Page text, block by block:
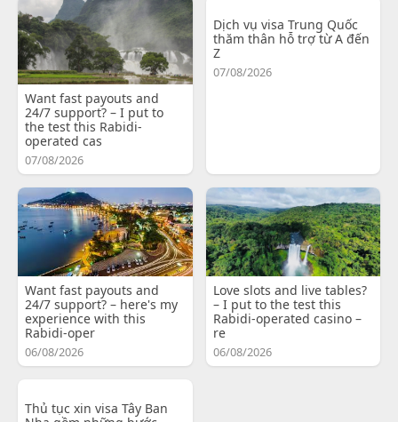
Want fast payouts and
24/7 support? – I put to
the test this Rabidi-
operated cas
07/08/2026
Dịch vụ visa Trung Quốc
thăm thân hỗ trợ từ A đến
Z
07/08/2026
Want fast payouts and
24/7 support? – here's my
experience with this
Rabidi-oper
06/08/2026
Love slots and live tables?
– I put to the test this
Rabidi-operated casino –
re
06/08/2026
Thủ tục xin visa Tây Ban